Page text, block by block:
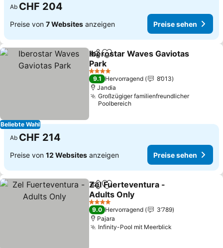
Ab CHF 204
Preise von 7 Websites anzeigen Preise sehen
Beliebte Wahl
TeilenZu Favoriten hinzufügen
Iberostar Waves Gaviotas
Park
Preise sehen
4 Sterne
9.1 Hervorragend
8’013
Jandia
Großzügiger familienfreundlicher
Poolbereich
Ab CHF 214
Preise von 12 Websites anzeigen Preise sehen
TeilenZu Favoriten hinzufügen
Zel Fuerteventura -
Adults Only
Preise sehen
4 Sterne
9.0 Hervorragend
3’789
Pajara
Infinity-Pool mit Meerblick